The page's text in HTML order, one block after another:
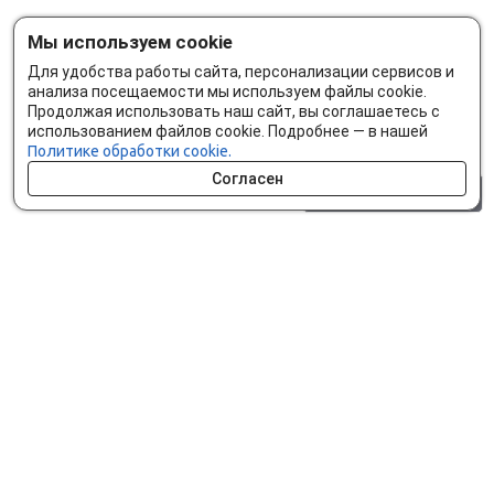
Мы используем cookie
Для удобства работы сайта, персонализации сервисов и
анализа посещаемости мы используем файлы cookie.
Продолжая использовать наш сайт, вы соглашаетесь с
использованием файлов cookie. Подробнее — в нашей
Политике обработки cookie.
Согласен